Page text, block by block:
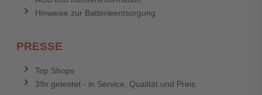
Hinweise zur Batterieentsorgung
PRESSE
Top Shops
39x getestet - in Service, Qualität und Preis